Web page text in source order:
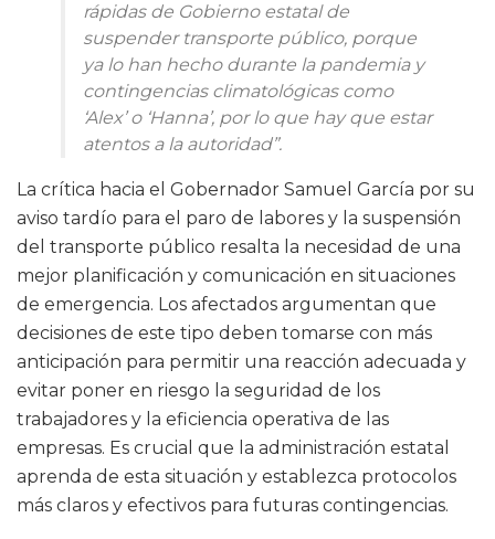
rápidas de Gobierno estatal de
suspender transporte público, porque
ya lo han hecho durante la pandemia y
contingencias climatológicas como
‘Alex’ o ‘Hanna’, por lo que hay que estar
atentos a la autoridad”.
La crítica hacia el Gobernador Samuel García por su
aviso tardío para el paro de labores y la suspensión
del transporte público resalta la necesidad de una
mejor planificación y comunicación en situaciones
de emergencia. Los afectados argumentan que
decisiones de este tipo deben tomarse con más
anticipación para permitir una reacción adecuada y
evitar poner en riesgo la seguridad de los
trabajadores y la eficiencia operativa de las
empresas. Es crucial que la administración estatal
aprenda de esta situación y establezca protocolos
más claros y efectivos para futuras contingencias.